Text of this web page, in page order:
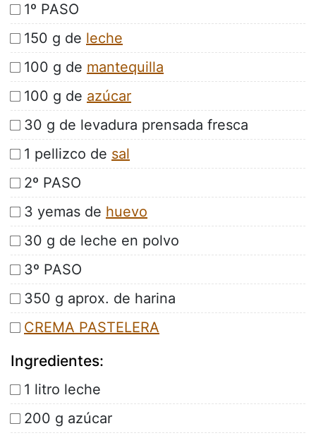
1º PASO
150 g de leche
100 g de mantequilla
100 g de azúcar
30 g de levadura prensada fresca
1 pellizco de sal
2º PASO
3 yemas de huevo
30 g de leche en polvo
3º PASO
350 g aprox. de harina
CREMA PASTELERA
Ingredientes:
1 litro leche
200 g azúcar